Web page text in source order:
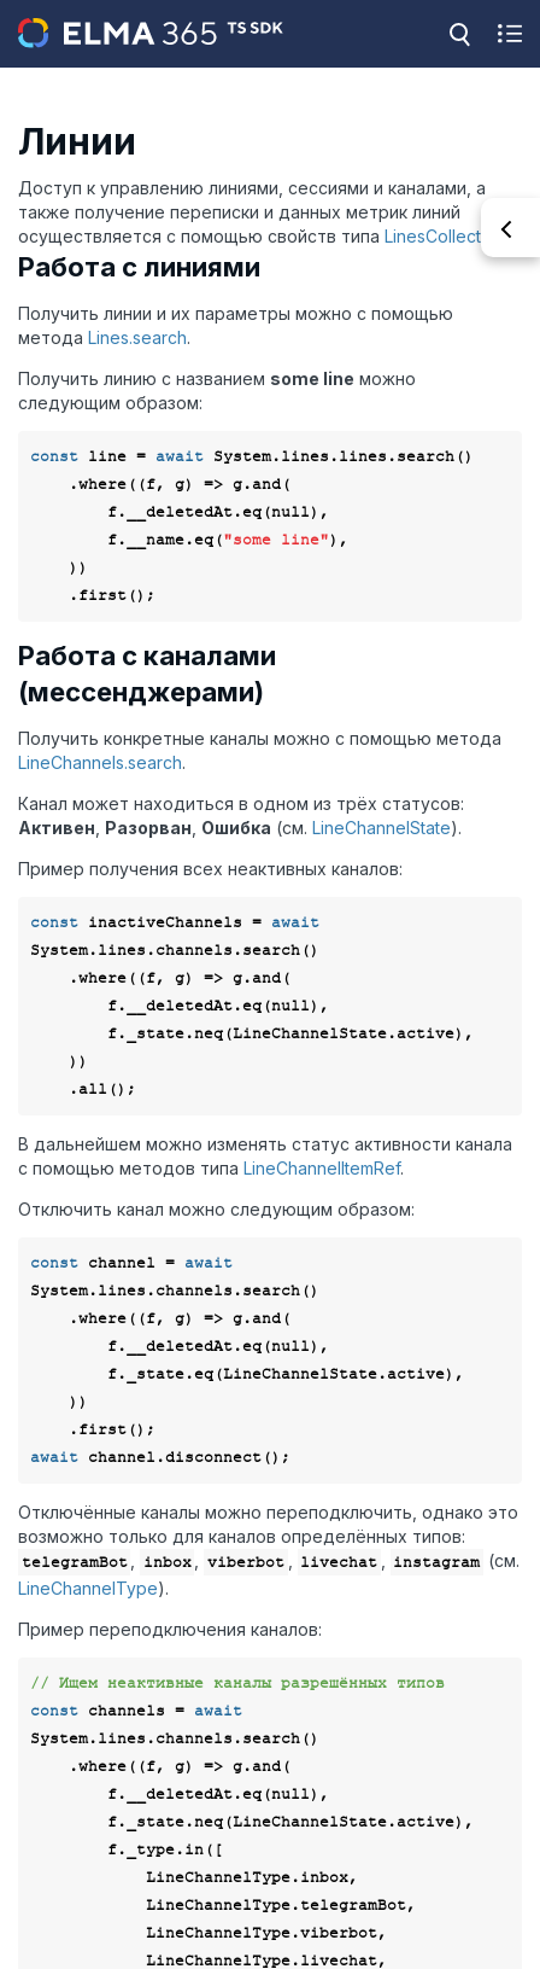
Линии
Доступ к управлению линиями, сессиями и каналами, а
также получение переписки и данных метрик линий
осуществляется с помощью свойств типа LinesCollections
Работа с линиями
Получить линии и их параметры можно с помощью
метода Lines.search.
Получить линию с названием some line можно
следующим образом:
const line = await System.lines.lines.search()
    .where(
(f, g) => g.and(
        f.__deletedAt.eq(
null),
        f.__name.eq(
"some line"),
Работа с каналами
(мессенджерами)
Получить конкретные каналы можно с помощью метода
LineChannels.search.
Канал может находиться в одном из трёх статусов:
Активен Разорван Ошибка (см. LineChannelState).
Пример получения всех неактивных каналов:
const inactiveChannels = await
System.lines.channels.search()
    .where(
(f, g) => g.and(
        f.__deletedAt.eq(
null),
В дальнейшем можно изменять статус активности канала
с помощью методов типа LineChannelItemRef.
Отключить канал можно следующим образом:
const channel = await
System.lines.channels.search()
    .where(
(f, g) => g.and(
        f.__deletedAt.eq(
null),
await
Отключённые каналы можно переподключить, однако это
возможно только для каналов определённых типов:
telegramBot inbox viberbot livechat instagram (см.
LineChannelType).
Пример переподключения каналов:
// Ищем неактивные каналы разрешённых типов
const channels = await
System.lines.channels.search()
    .where(
(f, g) => g.and(
        f.__deletedAt.eq(
null),